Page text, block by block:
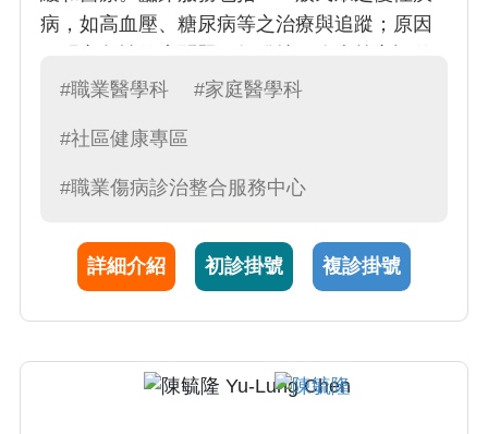
病，如高血壓、糖尿病等之治療與追蹤；原因
與處置；末期病人之緩和醫療照護與症狀控
科學工業園區參與醫師臨場健康服務。
#職業醫學科 #家庭醫學科
#社區健康專區
#職業傷病診治整合服務中心
詳細介紹 初診掛號 複診掛號